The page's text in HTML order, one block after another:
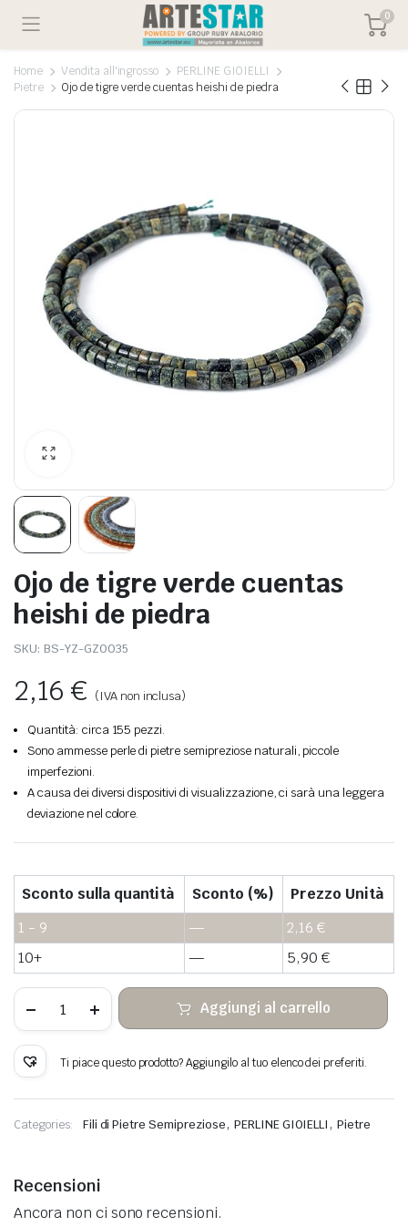
0
Home Vendita all'ingrosso
PERLINE GIOIELLI
Pietre
Ojo de tigre verde cuentas heishi de piedra
Ojo de tigre verde cuentas
heishi de piedra
SKU: BS-YZ-GZ0035
2,16€ (IVA non inclusa)
Quantità: circa 155 pezzi.
Sono ammesse perle di pietre semipreziose naturali, piccole
imperfezioni.
A causa dei diversi dispositivi di visualizzazione, ci sarà una leggera
deviazione nel colore.
Sconto sulla quantità Sconto (%)
Prezzo Unità
1 - 9
— 2,16 €
10+
— 5,90 €
tigre
cuentas
heishi
piedra
quantità
Aggiungi al carrello
Ti piace questo prodotto? Aggiungilo al tuo elenco dei preferiti.
Categories: Fili di Pietre Semipreziose, PERLINE GIOIELLI ,Pietre
Recensioni
Ancora non ci sono recensioni.